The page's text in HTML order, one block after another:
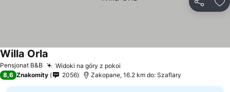
Pensjonat B&B Widoki na góry z pokoi
Willa Orla
8,6 Znakomity 2056 Zakopane, 16.2 km do: Szaflary